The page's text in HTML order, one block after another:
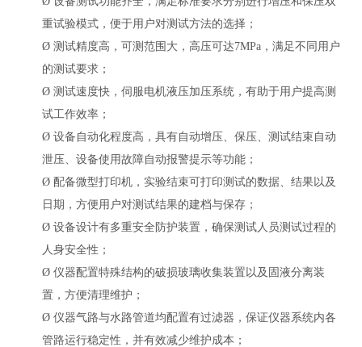
重试验模式，便于用户对测试方法的选择；
Ø 测试精度高，可测范围大，高压可达7MPa，满足不同用户
的测试要求；
Ø 测试速度快，伺服电机液压加压系统，有助于用户提高测
试工作效率；
Ø 设备自动化程度高，具有自动增压、保压、测试结束自动
泄压、设备使用故障自动报警提示等功能；
Ø 配备微型打印机，实验结束可打印测试的数据、结果以及
日期，方便用户对测试结果的建档与保存；
Ø 设备设计有多重安全防护装置，确保测试人员测试过程的
人身安全性；
Ø 仪器配置特殊结构的破损玻璃收集装置以及固液分离装
置，方便清理维护；
Ø 仪器气路与水路管道均配置有过滤器，保证仪器系统内各
管路运行稳定性，并有效减少维护成本；